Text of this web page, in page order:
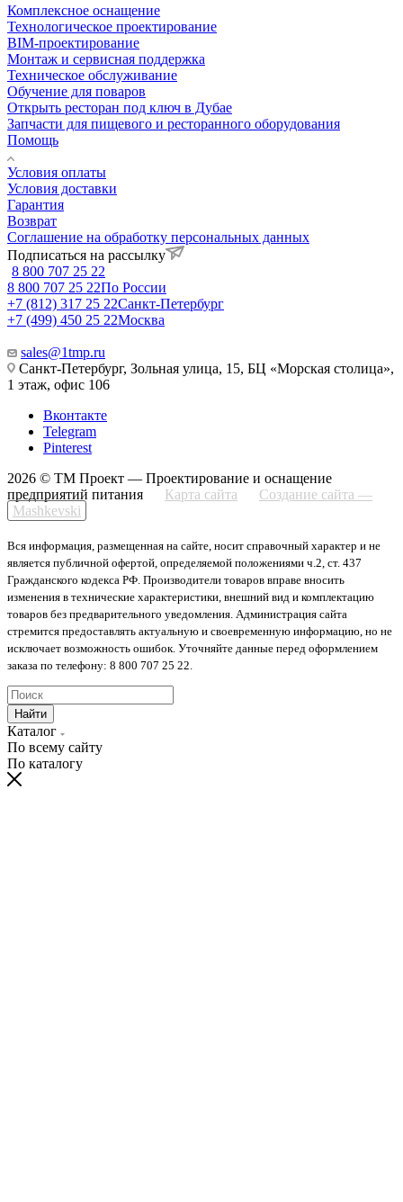
Комплексное оснащение
Технологическое проектирование
BIM-проектирование
Монтаж и сервисная поддержка
Техническое обслуживание
Обучение для поваров
Открыть ресторан под ключ в Дубае
Запчасти для пищевого и ресторанного оборудования
Помощь
Условия оплаты
Условия доставки
Гарантия
Возврат
Соглашение на обработку персональных данных
Подписаться на рассылку
8 800 707 25 22
8 800 707 25 22По России
+7 (812) 317 25 22Санкт-Петербург
+7 (499) 450 25 22Москва
sales@1tmp.ru
Санкт-Петербург, Зольная улица, 15, БЦ «Морская столица»,
1 этаж, офис 106
Вконтакте
Telegram
Pinterest
2026 © ТМ Проект — Проектирование и оснащение
предприятий питания
Карта сайта
Создание сайта —
Mashkevski
Вся информация, размещенная на сайте, носит справочный характер и не
является публичной офертой, определяемой положениями ч.2, ст. 437
Гражданского кодекса РФ. Производители товаров вправе вносить
изменения в технические характеристики, внешний вид и комплектацию
товаров без предварительного уведомления. Администрация сайта
стремится предоставлять актуальную и своевременную информацию, но не
исключает возможность ошибок. Уточняйте данные перед оформлением
заказа по телефону: 8 800 707 25 22.
Найти
Каталог
По всему сайту
По каталогу